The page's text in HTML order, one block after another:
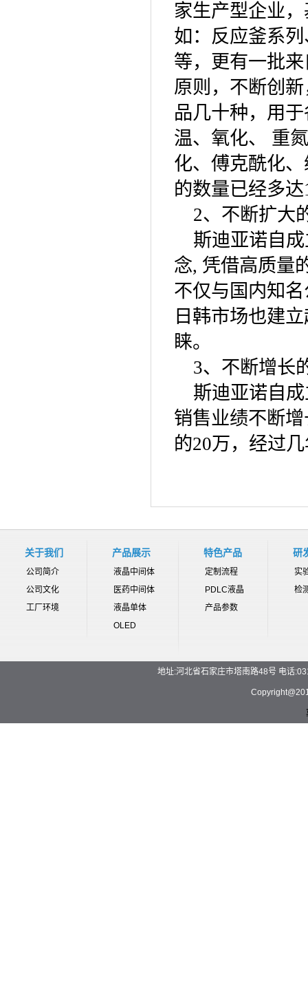
家生产型企业
如：反应釜系
等，更有一批
原则，不断创
品几十种，用
温、氧化、 重
化、傅克酰化
的数量已经多
2、不断扩大
斯迪亚诺自成
念, 凭借高质量
不仅与国内知
日韩市场也建
睐。
3、不断增长
斯迪亚诺自成
销售业绩不断
的20万，经过
关于我们
公司简介
公司文化
工厂环境
产品展示
液晶中间体
医药中间体
液晶单体
OLED
特色产品
定制流程
PDLC液晶
产品参数
研
实
检
地址:河北省石家庄市塔南路48号 电话